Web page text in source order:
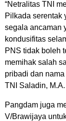
“Netralitas TNI
Pilkada serentak
segala ancaman
kondusifitas
PNS tidak boleh
memihak salah
pribadi dan
TNI Saladin, M.A.
Pangdam juga
V/Brawijaya